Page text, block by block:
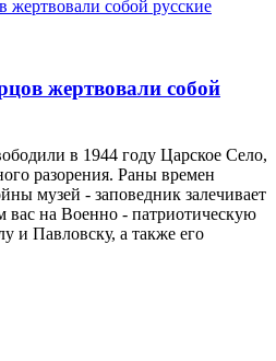
жертвовали собой
в 1944 году Царское Село,
разорения. Раны времен
музей - заповедник залечивает
на Военно - патриотическую
и Павловску, а также его